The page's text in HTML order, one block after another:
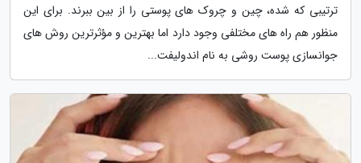
ترتیبی که شده، چین و چروک های پوستی را از بین ببرند. برای این
منظور هم راه های مختلفی وجود دارد اما بهترین و مؤثرترین روش های
جوانسازی پوست روشی به نام اندولیفت...